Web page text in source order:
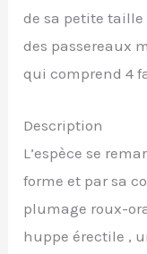
de sa petite taille
des passereaux
qui comprend 4
Description
L’espèce se
forme et par sa
plumage roux-
huppe érectile ,